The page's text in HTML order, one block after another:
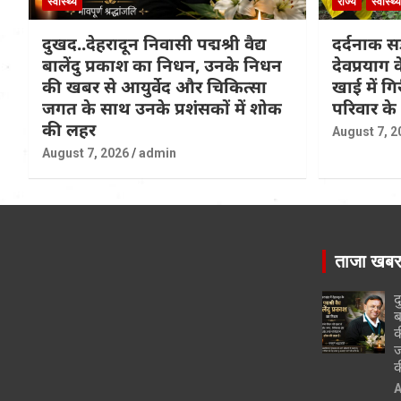
दुखद..देहरादून निवासी पद्मश्री वैद्य
बालेंदु प्रकाश का निधन, उनके निधन
की खबर से आयुर्वेद और चिकित्सा
जगत के साथ उनके प्रशंसकों में शोक
की लहर
August 7, 2026 admin
दर्दनाक
देवप्रयाग
खाई में
परिवार
August 7,
ताजा खबर